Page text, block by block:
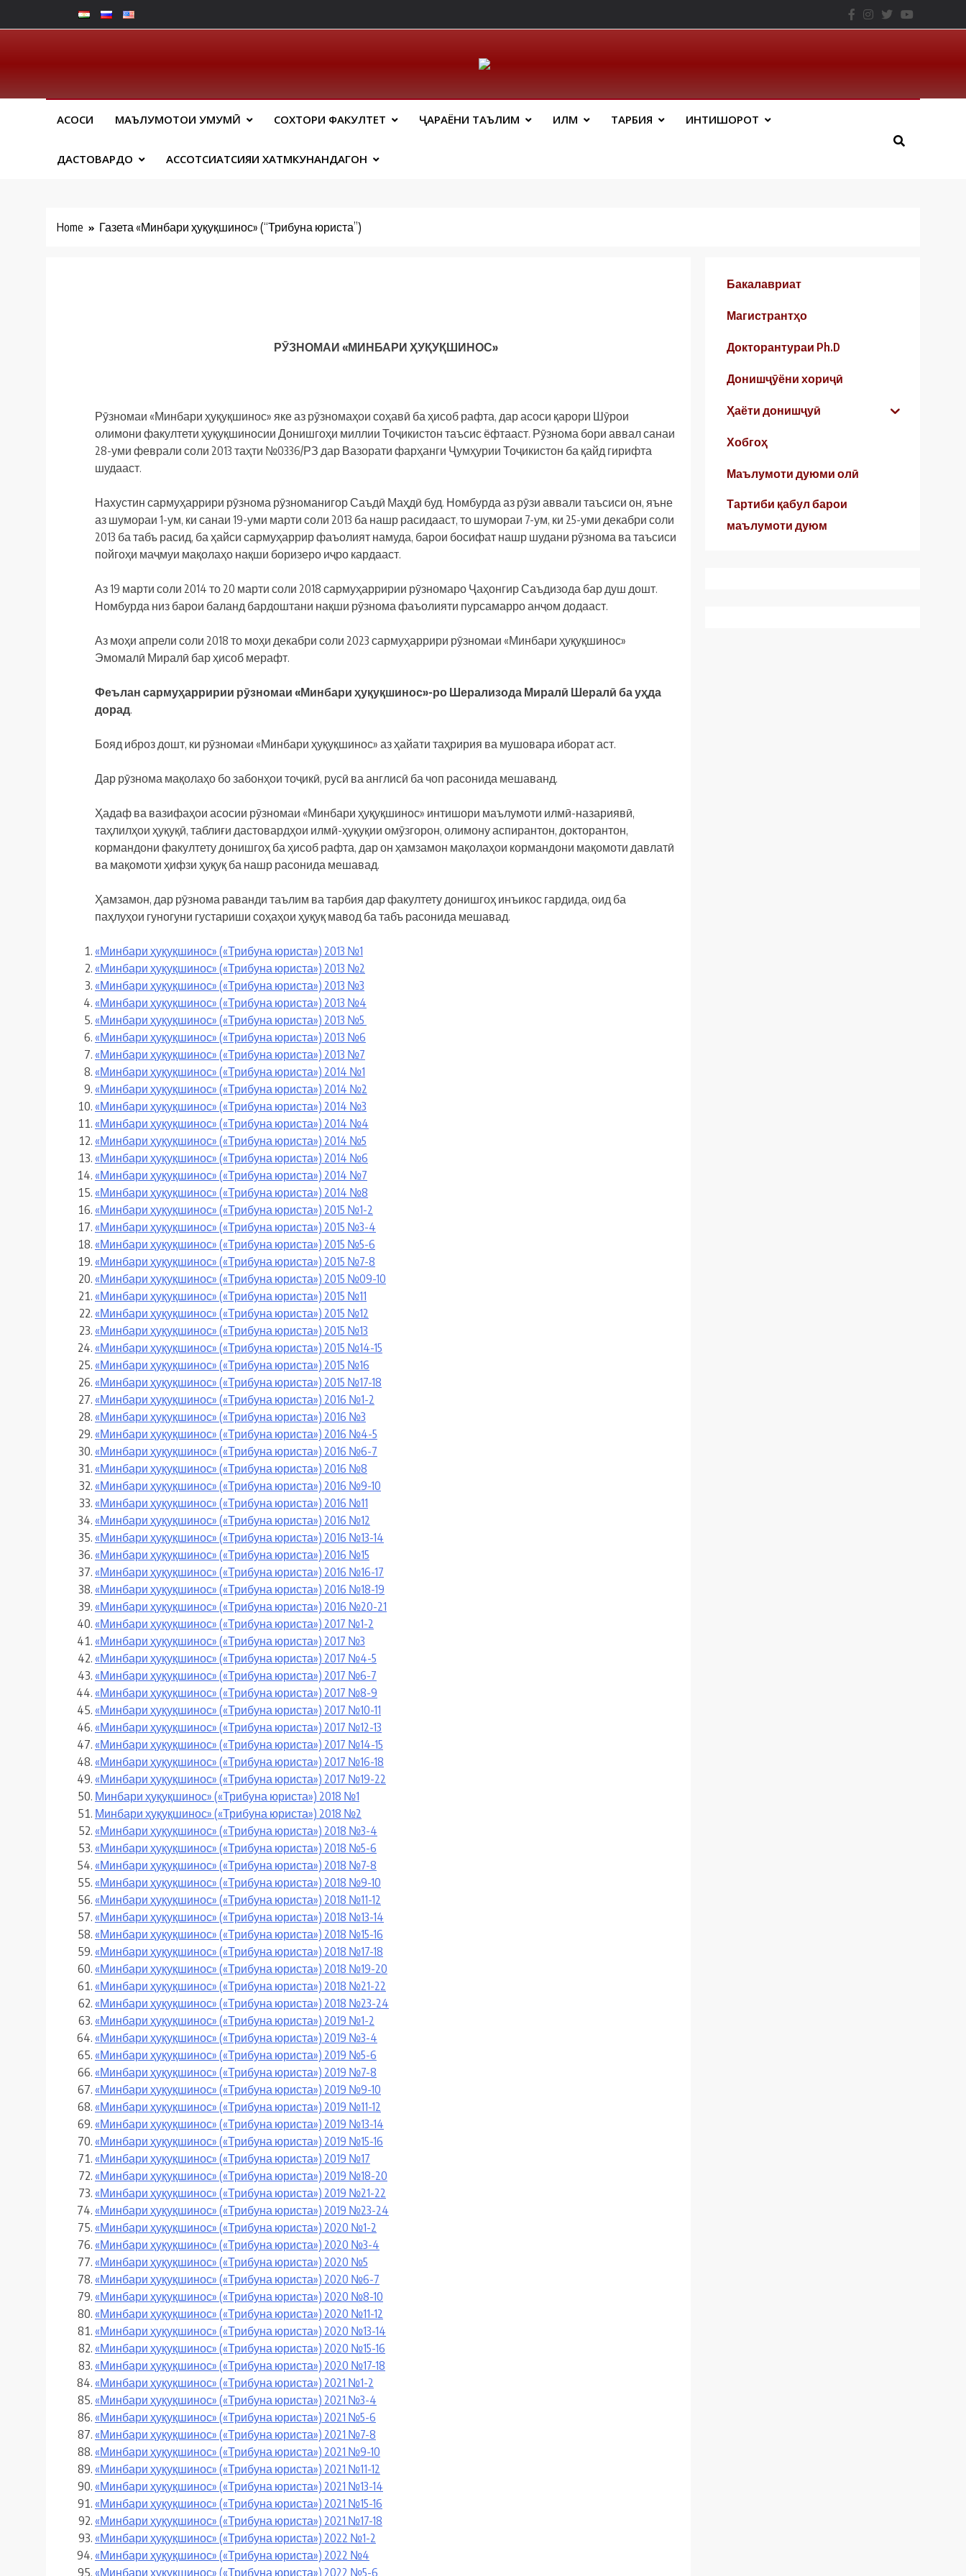
to
Юридический Факальтет – ТНУ
АСОСИ МАЪЛУМОТҲОИ УМУМӢ СОХТОРИ ФАКУЛТЕТ ҶАРАЁНИ ТАЪЛИМ ИЛМ ТАРБИЯ ИНТИШОРОТ
ДАСТОВАРДҲО АССОТСИАТСИЯИ ХАТМКУНАНДАГОН
Home Газета «Минбари ҳуқуқшинос» (“Трибуна юриста”)
РӮЗНОМАИ «МИНБАРИ ҲУҚУҚШИНОС»
Рӯзномаи «Минбари ҳуқуқшинос» яке аз рӯзномаҳои соҳавӣ ба ҳисоб рафта, дар асоси қарори Шӯрои
олимони факултети ҳуқуқшиносии Донишгоҳи миллии Тоҷикистон таъсис ёфтааст. Рӯзнома бори аввал санаи
28-уми феврали соли 2013 таҳти №0336/РЗ дар Вазорати фарҳанги Ҷумҳурии Тоҷикистон ба қайд гирифта
шудааст.
Нахустин сармуҳаррири рӯзнома рӯзноманигор Саъдӣ Маҳдӣ буд. Номбурда аз рӯзи аввали таъсиси он, яъне
аз шумораи 1-ум, ки санаи 19-уми марти соли 2013 ба нашр расидааст, то шумораи 7-ум, ки 25-уми декабри соли
2013 ба табъ расид, ба ҳайси сармуҳаррир фаъолият намуда, барои босифат нашр шудани рӯзнома ва таъсиси
пойгоҳи маҷмуи мақолаҳо нақши боризеро иҷро кардааст.
Аз 19 марти соли 2014 то 20 марти соли 2018 сармуҳарририи рӯзномаро Ҷаҳонгир Саъдизода бар душ дошт.
Номбурда низ барои баланд бардоштани нақши рӯзнома фаъолияти пурсамарро анҷом додааст.
Аз моҳи апрели соли 2018 то моҳи декабри соли 2023 сармуҳаррири рӯзномаи «Минбари ҳуқуқшинос»
Эмомалӣ Миралӣ бар ҳисоб мерафт.
Феълан сармуҳарририи рӯзномаи «Минбари ҳуқуқшинос»-ро Шерализода Миралӣ Шералӣ ба уҳда
дорад.
Бояд иброз дошт, ки рӯзномаи «Минбари ҳуқуқшинос» аз ҳайати таҳририя ва мушовара иборат аст.
Дар рӯзнома мақолаҳо бо забонҳои тоҷикӣ, русӣ ва англисӣ ба чоп расонида мешаванд.
Ҳадаф ва вазифаҳои асосии рӯзномаи «Минбари ҳуқуқшинос» интишори маълумоти илмӣ-назариявӣ,
таҳлилҳои ҳуқуқӣ, таблиғи дастовардҳои илмӣ-ҳуқуқии омӯзгорон, олимону аспирантон, докторантон,
кормандони факултету донишгоҳ ба ҳисоб рафта, дар он ҳамзамон мақолаҳои кормандони мақомоти давлатӣ
ва мақомоти ҳифзи ҳуқуқ ба нашр расонида мешавад.
Ҳамзамон, дар рӯзнома раванди таълим ва тарбия дар факултету донишгоҳ инъикос гардида, оид ба
паҳлуҳои гуногуни густариши соҳаҳои ҳуқуқ мавод ба табъ расонида мешавад.
«Минбари ҳуқуқшинос» («Трибуна юриста») 2013 №1
«Минбари ҳуқуқшинос» («Трибуна юриста») 2013 №2
«Минбари ҳуқуқшинос» («Трибуна юриста») 2013 №3
«Минбари ҳуқуқшинос» («Трибуна юриста») 2013 №4
«Минбари ҳуқуқшинос» («Трибуна юриста») 2013 №5
«Минбари ҳуқуқшинос» («Трибуна юриста») 2013 №6
«Минбари ҳуқуқшинос» («Трибуна юриста») 2013 №7
«Минбари ҳуқуқшинос» («Трибуна юриста») 2014 №1
«Минбари ҳуқуқшинос» («Трибуна юриста») 2014 №2
«Минбари ҳуқуқшинос» («Трибуна юриста») 2014 №3
«Минбари ҳуқуқшинос» («Трибуна юриста») 2014 №4
«Минбари ҳуқуқшинос» («Трибуна юриста») 2014 №5
«Минбари ҳуқуқшинос» («Трибуна юриста») 2014 №6
«Минбари ҳуқуқшинос» («Трибуна юриста») 2014 №7
«Минбари ҳуқуқшинос» («Трибуна юриста») 2014 №8
«Минбари ҳуқуқшинос» («Трибуна юриста») 2015 №1-2
«Минбари ҳуқуқшинос» («Трибуна юриста») 2015 №3-4
«Минбари ҳуқуқшинос» («Трибуна юриста») 2015 №5-6
«Минбари ҳуқуқшинос» («Трибуна юриста») 2015 №7-8
«Минбари ҳуқуқшинос» («Трибуна юриста») 2015 №09-10
«Минбари ҳуқуқшинос» («Трибуна юриста») 2015 №11
«Минбари ҳуқуқшинос» («Трибуна юриста») 2015 №12
«Минбари ҳуқуқшинос» («Трибуна юриста») 2015 №13
«Минбари ҳуқуқшинос» («Трибуна юриста») 2015 №14-15
«Минбари ҳуқуқшинос» («Трибуна юриста») 2015 №16
«Минбари ҳуқуқшинос» («Трибуна юриста») 2015 №17-18
«Минбари ҳуқуқшинос» («Трибуна юриста») 2016 №1-2
«Минбари ҳуқуқшинос» («Трибуна юриста») 2016 №3
«Минбари ҳуқуқшинос» («Трибуна юриста») 2016 №4-5
«Минбари ҳуқуқшинос» («Трибуна юриста») 2016 №6-7
«Минбари ҳуқуқшинос» («Трибуна юриста») 2016 №8
«Минбари ҳуқуқшинос» («Трибуна юриста») 2016 №9-10
«Минбари ҳуқуқшинос» («Трибуна юриста») 2016 №11
«Минбари ҳуқуқшинос» («Трибуна юриста») 2016 №12
«Минбари ҳуқуқшинос» («Трибуна юриста») 2016 №13-14
«Минбари ҳуқуқшинос» («Трибуна юриста») 2016 №15
«Минбари ҳуқуқшинос» («Трибуна юриста») 2016 №16-17
«Минбари ҳуқуқшинос» («Трибуна юриста») 2016 №18-19
«Минбари ҳуқуқшинос» («Трибуна юриста») 2016 №20-21
«Минбари ҳуқуқшинос» («Трибуна юриста») 2017 №1-2
«Минбари ҳуқуқшинос» («Трибуна юриста») 2017 №3
«Минбари ҳуқуқшинос» («Трибуна юриста») 2017 №4-5
«Минбари ҳуқуқшинос» («Трибуна юриста») 2017 №6-7
«Минбари ҳуқуқшинос» («Трибуна юриста») 2017 №8-9
«Минбари ҳуқуқшинос» («Трибуна юриста») 2017 №10-11
«Минбари ҳуқуқшинос» («Трибуна юриста») 2017 №12-13
«Минбари ҳуқуқшинос» («Трибуна юриста») 2017 №14-15
«Минбари ҳуқуқшинос» («Трибуна юриста») 2017 №16-18
«Минбари ҳуқуқшинос» («Трибуна юриста») 2017 №19-22
Минбари ҳуқуқшинос» («Трибуна юриста») 2018 №1
Минбари ҳуқуқшинос» («Трибуна юриста») 2018 №2
«Минбари ҳуқуқшинос» («Трибуна юриста») 2018 №3-4
«Минбари ҳуқуқшинос» («Трибуна юриста») 2018 №5-6
«Минбари ҳуқуқшинос» («Трибуна юриста») 2018 №7-8
«Минбари ҳуқуқшинос» («Трибуна юриста») 2018 №9-10
«Минбари ҳуқуқшинос» («Трибуна юриста») 2018 №11-12
«Минбари ҳуқуқшинос» («Трибуна юриста») 2018 №13-14
«Минбари ҳуқуқшинос» («Трибуна юриста») 2018 №15-16
«Минбари ҳуқуқшинос» («Трибуна юриста») 2018 №17-18
«Минбари ҳуқуқшинос» («Трибуна юриста») 2018 №19-20
«Минбари ҳуқуқшинос» («Трибуна юриста») 2018 №21-22
«Минбари ҳуқуқшинос» («Трибуна юриста») 2018 №23-24
«Минбари ҳуқуқшинос» («Трибуна юриста») 2019 №1-2
«Минбари ҳуқуқшинос» («Трибуна юриста») 2019 №3-4
«Минбари ҳуқуқшинос» («Трибуна юриста») 2019 №5-6
«Минбари ҳуқуқшинос» («Трибуна юриста») 2019 №7-8
«Минбари ҳуқуқшинос» («Трибуна юриста») 2019 №9-10
«Минбари ҳуқуқшинос» («Трибуна юриста») 2019 №11-12
«Минбари ҳуқуқшинос» («Трибуна юриста») 2019 №13-14
«Минбари ҳуқуқшинос» («Трибуна юриста») 2019 №15-16
«Минбари ҳуқуқшинос» («Трибуна юриста») 2019 №17
«Минбари ҳуқуқшинос» («Трибуна юриста») 2019 №18-20
«Минбари ҳуқуқшинос» («Трибуна юриста») 2019 №21-22
«Минбари ҳуқуқшинос» («Трибуна юриста») 2019 №23-24
«Минбари ҳуқуқшинос» («Трибуна юриста») 2020 №1-2
«Минбари ҳуқуқшинос» («Трибуна юриста») 2020 №3-4
«Минбари ҳуқуқшинос» («Трибуна юриста») 2020 №5
«Минбари ҳуқуқшинос» («Трибуна юриста») 2020 №6-7
«Минбари ҳуқуқшинос» («Трибуна юриста») 2020 №8-10
«Минбари ҳуқуқшинос» («Трибуна юриста») 2020 №11-12
«Минбари ҳуқуқшинос» («Трибуна юриста») 2020 №13-14
«Минбари ҳуқуқшинос» («Трибуна юриста») 2020 №15-16
«Минбари ҳуқуқшинос» («Трибуна юриста») 2020 №17-18
«Минбари ҳуқуқшинос» («Трибуна юриста») 2021 №1-2
«Минбари ҳуқуқшинос» («Трибуна юриста») 2021 №3-4
«Минбари ҳуқуқшинос» («Трибуна юриста») 2021 №5-6
«Минбари ҳуқуқшинос» («Трибуна юриста») 2021 №7-8
«Минбари ҳуқуқшинос» («Трибуна юриста») 2021 №9-10
«Минбари ҳуқуқшинос» («Трибуна юриста») 2021 №11-12
«Минбари ҳуқуқшинос» («Трибуна юриста») 2021 №13-14
«Минбари ҳуқуқшинос» («Трибуна юриста») 2021 №15-16
«Минбари ҳуқуқшинос» («Трибуна юриста») 2021 №17-18
«Минбари ҳуқуқшинос» («Трибуна юриста») 2022 №1-2
«Минбари ҳуқуқшинос» («Трибуна юриста») 2022 №4
«Минбари ҳуқуқшинос» («Трибуна юриста») 2022 №5-6
Бакалавриат
Магистрантҳо
Докторантураи Ph.D
Донишҷӯёни хориҷӣ
Ҳаёти донишҷуӣ
Хобгоҳ
Маълумоти дуюми олӣ
Тартиби қабул барои
маълумоти дуюм